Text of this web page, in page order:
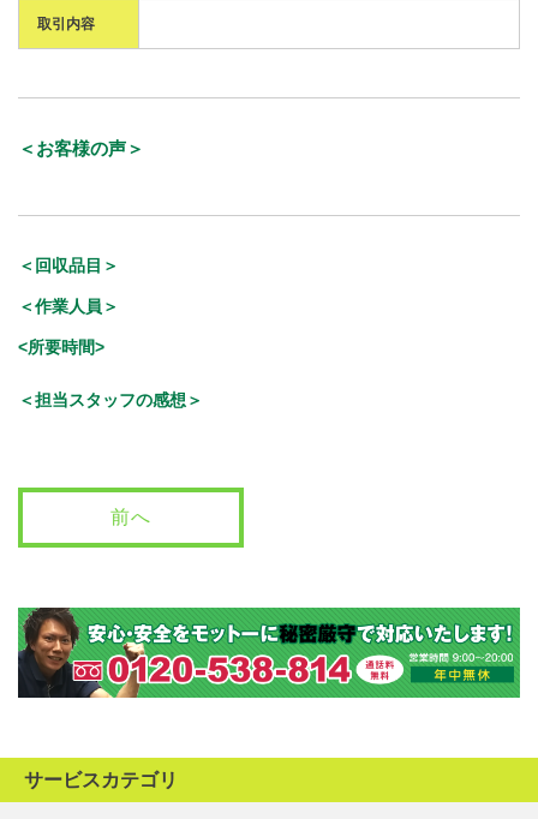
取引内容
＜お客様の声＞
＜回収品目＞
＜作業人員＞
<所要時間>
＜担当スタッフの感想＞
前へ
サービスカテゴリ